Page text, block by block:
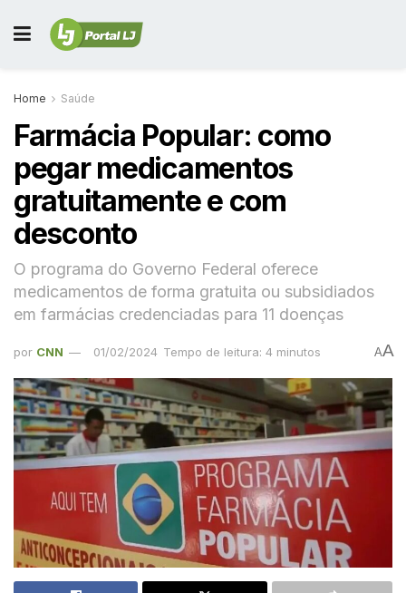
Home Saúde
Farmácia Popular: como
pegar medicamentos
gratuitamente e com
desconto
O programa do Governo Federal oferece
medicamentos de forma gratuita ou subsidiados
em farmácias credenciadas para 11 doenças
por CNN 01/02/2024 Tempo de leitura: 4 minutos AA